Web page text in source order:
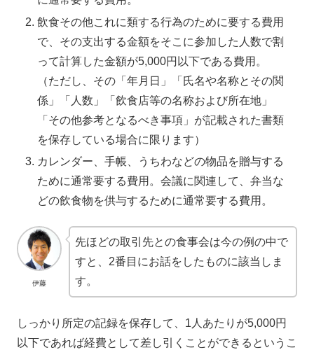
飲食その他これに類する行為のために要する費用
で、その支出する金額をそこに参加した人数で割
って計算した金額が5,000円以下である費用。
（ただし、その「年月日」「氏名や名称とその関
係」「人数」「飲食店等の名称および所在地」
「その他参考となるべき事項」が記載された書類
を保存している場合に限ります）
カレンダー、手帳、うちわなどの物品を贈与する
ために通常要する費用。会議に関連して、弁当な
どの飲食物を供与するために通常要する費用。
伊藤
先ほどの取引先との食事会は今の例の中で
すと、2番目にお話をしたものに該当しま
す。
しっかり所定の記録を保存して、1人あたりが5,000円
以下であれば経費として差し引くことができるというこ